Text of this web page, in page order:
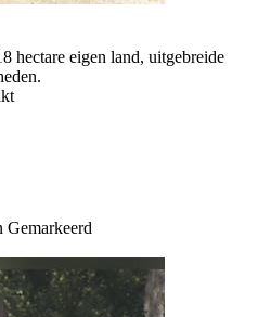
hectare eigen land, uitgebreide
Gemarkeerd